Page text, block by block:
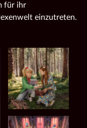
für ihr
einzutreten.